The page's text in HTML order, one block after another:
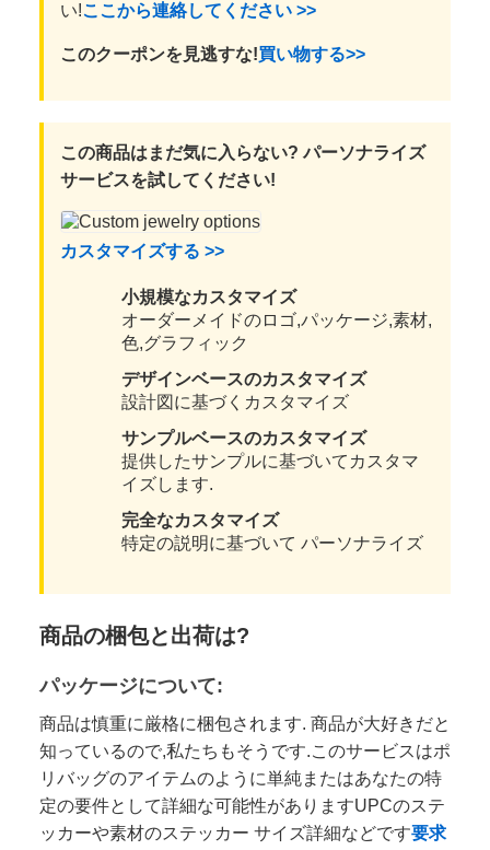
い!ここから連絡してください >>
このクーポンを見逃すな!買い物する>>
この商品はまだ気に入らない? パーソナライズ
サービスを試してください!
カスタマイズする >>
小規模なカスタマイズ
オーダーメイドのロゴ,パッケージ,素材,
色,グラフィック
デザインベースのカスタマイズ
設計図に基づくカスタマイズ
サンプルベースのカスタマイズ
提供したサンプルに基づいてカスタマ
イズします.
完全なカスタマイズ
特定の説明に基づいて パーソナライズ
商品の梱包と出荷は?
パッケージについて:
商品は慎重に厳格に梱包されます. 商品が大好きだと
知っているので,私たちもそうです.このサービスはポ
リバッグのアイテムのように単純またはあなたの特
定の要件として詳細な可能性がありますUPCのステ
ッカーや素材のステッカー サイズ詳細などです要求